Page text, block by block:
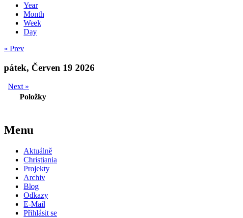
Year
Month
Week
Day
« Prev
pátek, Červen 19 2026
Next »
Položky
Menu
Aktuálně
Christiania
Projekty
Archiv
Blog
Odkazy
E-Mail
Přihlásit se